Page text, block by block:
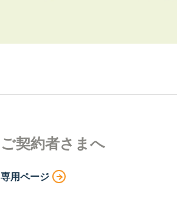
ご契約者さまへ
専用ページ